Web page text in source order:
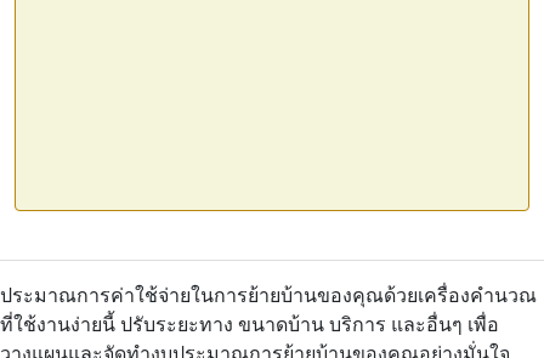
ประมาณการค่าใช้จ่ายในการย้ายบ้านของคุณด้วยเครื่องคำนวณ
ที่ใช้งานง่ายนี้ ปรับระยะทาง ขนาดบ้าน บริการ และอื่นๆ เพื่อ